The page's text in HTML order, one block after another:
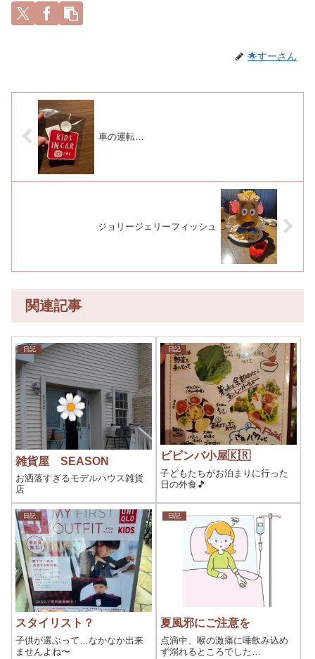
🌟すーさん
車の運転…
ジョリージェリーフィッシュ
関連記事
日記
雑貨屋 SEASON
お洒落すぎるモデルハウス雑貨
店
日記
ビビンバ小屋🇰🇷
子どもたちがお泊まりに行った
日の外食🎵
日記
スタイリスト？
子供が選ぶって…なかなか出来
ませんよね〜
日記
夏風邪にご注意を
点滴中、喉の激痛に唾飲み込め
ず溺れるところでした…